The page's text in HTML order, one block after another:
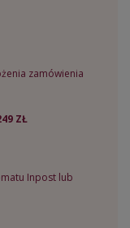
zamówienia
ZŁ
Inpost lub